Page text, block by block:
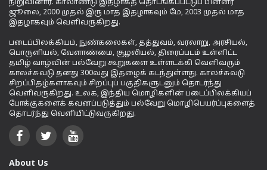
நிறுவினார். காலாண்டு இதழாகத் தொடங்கப்பட்டுப் பின்னர்
ஜூலை, 2000 முதல் இரு மாத இதழாகவும் மே, 2003 முதல் மாத
இதழாகவும் வெளிவருகிறது.
படைப்பிலக்கியம், நுண்கலைகள், தத்துவம், வரலாறு, அரசியல்,
பொருளியல், வேளாண்மை, சூழலியல், திரைப்படம் உள்ளிட்ட
தமிழ் வாழ்வின் பல்வேறு கூறுகளை உள்ளடக்கி வெளிவரும்
காலச்சுவடு தனது 300வது இதழைக் கடந்துள்ளது. காலச்சுவடு
சிறப்பிதழ்களாகவும் சிறப்புப் பகுதிகளுடனும் தொடர்ந்து
வெளிவருகிறது. உலக, இந்திய மொழிகளின் படைப்பிலக்கியப்
போக்குகளைக் கவனப்படுத்தும் பல்வேறு மொழிபெயர்ப்புகளைத்
தொடர்ந்து வெளியிட்டுவருகிறது.
About Us